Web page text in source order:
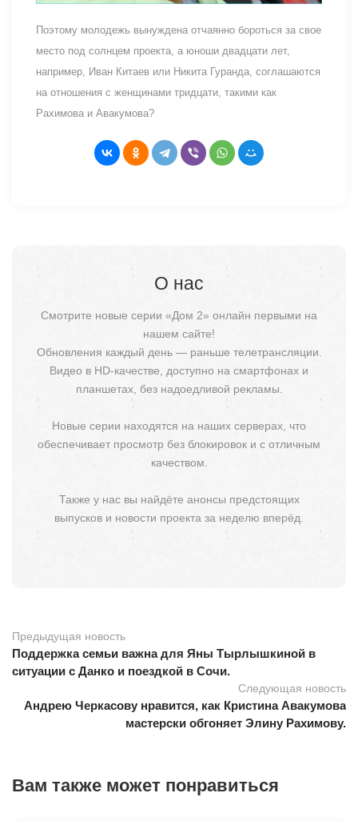
Поэтому молодежь вынуждена отчаянно бороться за свое
место под солнцем проекта, а юноши двадцати лет,
например, Иван Китаев или Никита Гуранда, соглашаются
на отношения с женщинами тридцати, такими как
Рахимова и Авакумова?
О нас
Смотрите новые серии «Дом 2» онлайн первыми на
нашем сайте!
Обновления каждый день — раньше телетрансляции.
Видео в HD-качестве, доступно на смартфонах и
планшетах, без надоедливой рекламы.
Новые серии находятся на наших серверах, что
обеспечивает просмотр без блокировок и с отличным
качеством.
Также у нас вы найдёте анонсы предстоящих
выпусков и новости проекта за неделю вперёд.
Предыдущая новость
Поддержка семьи важна для Яны Тырлышкиной в
ситуации с Данко и поездкой в Сочи.
Следующая новость
Андрею Черкасову нравится, как Кристина Авакумова
мастерски обгоняет Элину Рахимову.
Вам также может понравиться